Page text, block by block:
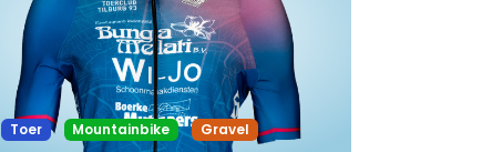
Toer Mountainbike Gravel